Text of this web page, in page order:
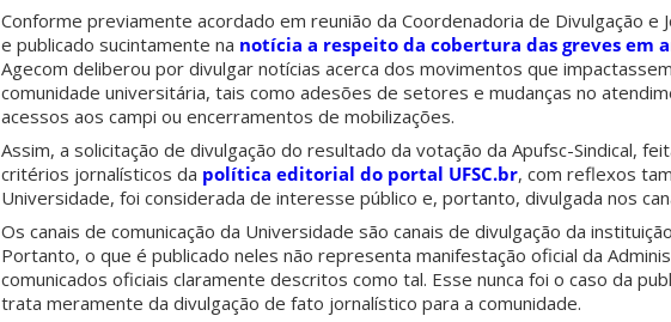
Conforme previamente acordado em reunião da Coordenadoria de Divulgação e
e publicado sucintamente na notícia a respeito da cobertura das greves em
Agecom deliberou por divulgar notícias acerca dos movimentos que
comunidade universitária, tais como adesões de setores e mudanças no
acessos aos campi ou encerramentos de mobilizações.
Assim, a solicitação de divulgação do resultado da votação da Apufsc-Sindical,
critérios jornalísticos da política editorial do portal UFSC.br, com reflexos
Universidade, foi considerada de interesse público e, portanto, divulgada nos
Os canais de comunicação da Universidade são canais de divulgação da
Portanto, o que é publicado neles não representa manifestação oficial da
comunicados oficiais claramente descritos como tal. Esse nunca foi o caso da
trata meramente da divulgação de fato jornalístico para a comunidade.